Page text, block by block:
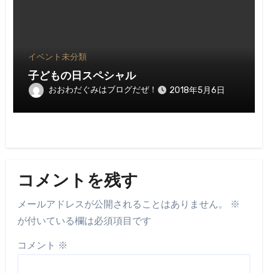
イベント未分類
子どもの日スペシャル
おおわだぐみはブログだぜ！ 2018年5月6日
コメントを残す
メールアドレスが公開されることはありません。
※
が付いている欄は必須項目です
コメント ※